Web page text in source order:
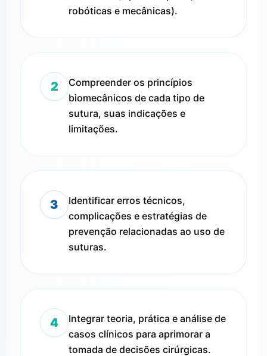
robóticas e mecânicas).
2
Compreender os princípios
biomecânicos de cada tipo de
sutura, suas indicações e
limitações.
3
Identificar erros técnicos,
complicações e estratégias de
prevenção relacionadas ao uso de
suturas.
4
Integrar teoria, prática e análise de
casos clínicos para aprimorar a
tomada de decisões cirúrgicas.